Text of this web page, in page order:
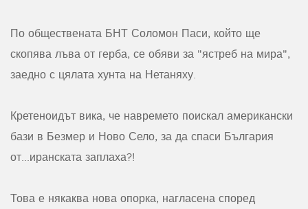
По обществената БНТ Соломон Паси, който ще
скопява лъва от герба, се обяви за "ястреб на мира",
заедно с цялата хунта на Нетаняху.
Кретеноидът вика, че навремето поискал американски
бази в Безмер и Ново Село, за да спаси България
от...иранската заплаха?!
Това е някаква нова опорка, нагласена според